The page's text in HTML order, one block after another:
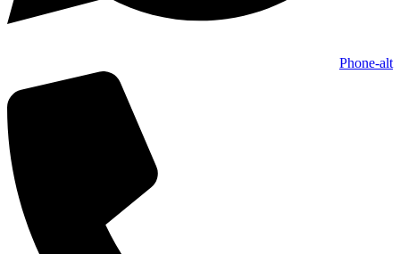
Phone-alt